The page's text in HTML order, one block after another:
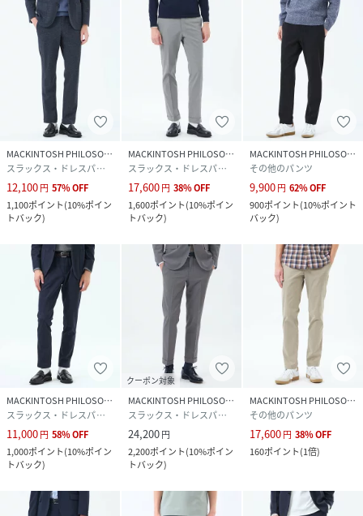
MACKINTOSH PHILOSOPHY
スラックス・ドレスパンツ
12,100円 57%OFF
1,100ポイント(10%ポイン
トバック)
MACKINTOSH PHILOSOPHY
スラックス・ドレスパンツ
17,600円 38%OFF
1,600ポイント(10%ポイン
トバック)
MACKINTOSH PHILOSOPHY
その他のパンツ
9,900円 62%OFF
900ポイント(10%ポイント
バック)
MACKINTOSH PHILOSOPHY
スラックス・ドレスパンツ
11,000円 58%OFF
1,000ポイント(10%ポイン
トバック)
クーポン対象
MACKINTOSH PHILOSOPHY
スラックス・ドレスパンツ
24,200円
2,200ポイント(10%ポイン
トバック)
MACKINTOSH PHILOSOPHY
その他のパンツ
17,600円 38%OFF
160ポイント(1倍)